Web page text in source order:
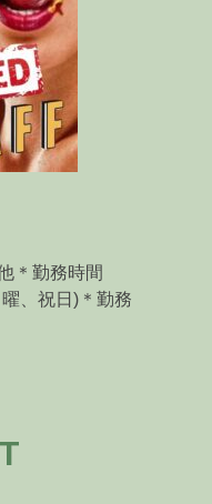
＊勤務時間
、祝日)＊勤務